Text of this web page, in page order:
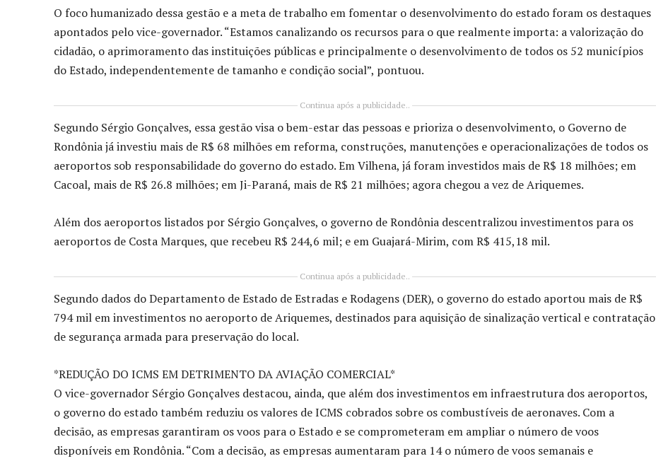
O foco humanizado dessa gestão e a meta de trabalho em fomentar o desenvolvimento do estado foram os destaques
apontados pelo vice-governador. “Estamos canalizando os recursos para o que realmente importa: a valorização do
cidadão, o aprimoramento das instituições públicas e principalmente o desenvolvimento de todos os 52 municípios
do Estado, independentemente de tamanho e condição social”, pontuou.
Continua após a publicidade..
Segundo Sérgio Gonçalves, essa gestão visa o bem-estar das pessoas e prioriza o desenvolvimento, o Governo de
Rondônia já investiu mais de R$ 68 milhões em reforma, construções, manutenções e operacionalizações de todos os
aeroportos sob responsabilidade do governo do estado. Em Vilhena, já foram investidos mais de R$ 18 milhões; em
Cacoal, mais de R$ 26.8 milhões; em Ji-Paraná, mais de R$ 21 milhões; agora chegou a vez de Ariquemes.
Além dos aeroportos listados por Sérgio Gonçalves, o governo de Rondônia descentralizou investimentos para os
aeroportos de Costa Marques, que recebeu R$ 244,6 mil; e em Guajará-Mirim, com R$ 415,18 mil.
Continua após a publicidade..
Segundo dados do Departamento de Estado de Estradas e Rodagens (DER), o governo do estado aportou mais de R$
794 mil em investimentos no aeroporto de Ariquemes, destinados para aquisição de sinalização vertical e contratação
de segurança armada para preservação do local.
*REDUÇÃO DO ICMS EM DETRIMENTO DA AVIAÇÃO COMERCIAL*
O vice-governador Sérgio Gonçalves destacou, ainda, que além dos investimentos em infraestrutura dos aeroportos,
o governo do estado também reduziu os valores de ICMS cobrados sobre os combustíveis de aeronaves. Com a
decisão, as empresas garantiram os voos para o Estado e se comprometeram em ampliar o número de voos
disponíveis em Rondônia. “Com a decisão, as empresas aumentaram para 14 o número de voos semanais e